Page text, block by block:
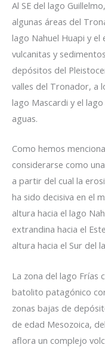
Al SE del lago
algunas áreas del
lago Nahuel Huapi y el
vulcanitas y
depósitos del
valles del Tronador, a
lago Mascardi y el
aguas.
Como hemos
considerarse como
a partir del cual la
ha sido decisiva en el
altura hacia el lago
extrandina hacia el
altura hacia el Sur del
La zona del lago Frías
batolito patagónico
zonas bajas de
de edad Mesozoica,
aflora un complejo